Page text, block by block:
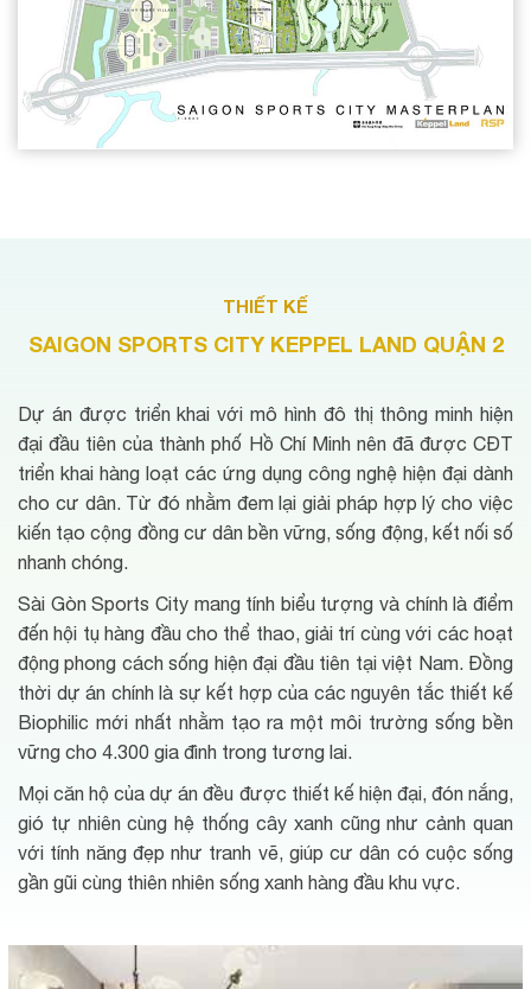
THIẾT KẾ
SAIGON SPORTS CITY KEPPEL LAND QUẬN 2
Dự án được triển khai với mô hình đô thị thông minh hiện
đại đầu tiên của thành phố Hồ Chí Minh nên đã được CĐT
triển khai hàng loạt các ứng dụng công nghệ hiện đại dành
cho cư dân. Từ đó nhằm đem lại giải pháp hợp lý cho việc
kiến tạo cộng đồng cư dân bền vững, sống động, kết nối số
nhanh chóng.
Sài Gòn Sports City mang tính biểu tượng và chính là điểm
đến hội tụ hàng đầu cho thể thao, giải trí cùng với các hoạt
động phong cách sống hiện đại đầu tiên tại việt Nam. Đồng
thời dự án chính là sự kết hợp của các nguyên tắc thiết kế
Biophilic mới nhất nhằm tạo ra một môi trường sống bền
vững cho 4.300 gia đình trong tương lai.
Mọi căn hộ của dự án đều được thiết kế hiện đại, đón nắng,
gió tự nhiên cùng hệ thống cây xanh cũng như cảnh quan
với tính năng đẹp như tranh vẽ, giúp cư dân có cuộc sống
gần gũi cùng thiên nhiên sống xanh hàng đầu khu vực.